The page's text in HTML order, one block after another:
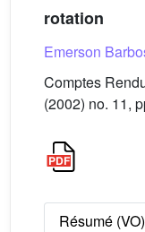
rotation
Emerson
Comptes
(2002) no. 11,
Résumé (VO)